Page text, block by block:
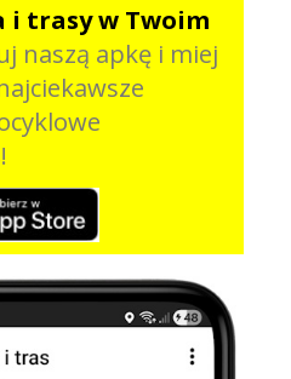
i trasy w Twoim
naszą apkę i miej